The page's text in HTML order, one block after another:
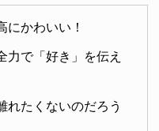
にかわいい！
力で「好き」を伝え
れたくないのだろう